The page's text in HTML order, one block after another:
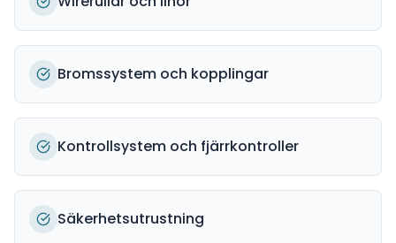
Bromssystem och kopplingar
Kontrollsystem och fjärrkontroller
Säkerhetsutrustning